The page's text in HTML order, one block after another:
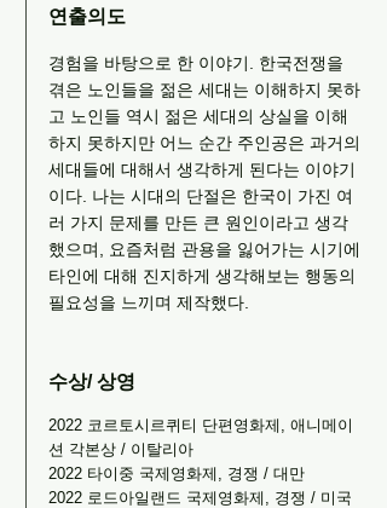
연출의도
경험을 바탕으로 한 이야기. 한국전쟁을
겪은 노인들을 젊은 세대는 이해하지 못하
고 노인들 역시 젊은 세대의 상실을 이해
하지 못하지만 어느 순간 주인공은 과거의
세대들에 대해서 생각하게 된다는 이야기
이다. 나는 시대의 단절은 한국이 가진 여
러 가지 문제를 만든 큰 원인이라고 생각
했으며, 요즘처럼 관용을 잃어가는 시기에
타인에 대해 진지하게 생각해보는 행동의
필요성을 느끼며 제작했다.
수상/ 상영
2022 코르토시르퀴티 단편영화제, 애니메이
션 각본상 / 이탈리아
2022 타이중 국제영화제, 경쟁 / 대만
2022 로드아일랜드 국제영화제, 경쟁 / 미국